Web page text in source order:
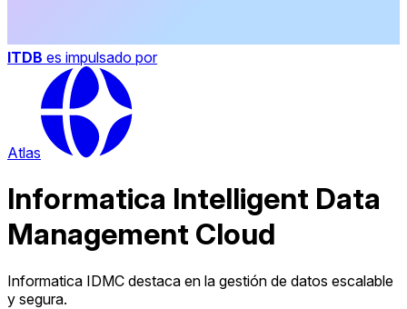
ITDB es impulsado por
Atlas
Informatica Intelligent Data
Management Cloud
Informatica IDMC destaca en la gestión de datos escalable
y segura.